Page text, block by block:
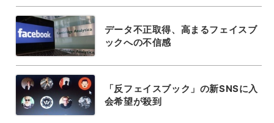
データ不正取得、高まるフェイスブ
ックへの不信感
「反フェイスブック」の新SNSに入
会希望が殺到